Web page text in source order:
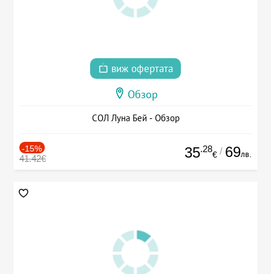
виж офертата
Обзор
СОЛ Луна Бей - Обзор
-15%
41.42€ 35.28
€ / 69лв.